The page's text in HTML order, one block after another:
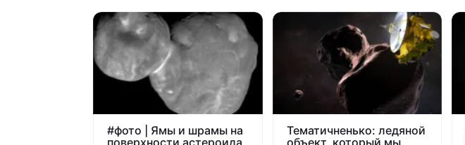
#фото | Ямы и шрамы на
Тематичненько: ледяной